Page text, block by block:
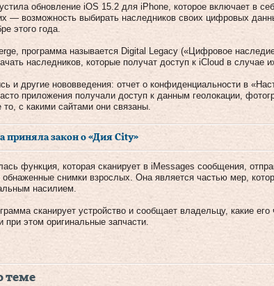
обновление iOS 15.2 для iPhone, которое включает в
— возможность выбирать наследников своих цифровых
этого года.
программа называется Digital Legacy («Цифровое
наследников, которые получат доступ к iCloud в случае
и другие нововведения: отчет о конфиденциальности в
приложения получали доступ к данным геолокации,
то, с какими сайтами они связаны.
приняла закон о «Дия City»
функция, которая сканирует в iMessages сообщения,
снимки взрослых. Она является частью мер,
насилием.
сканирует устройство и сообщает владельцу, какие
при этом оригинальные запчасти.
теме